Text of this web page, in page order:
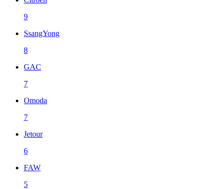
9
SsangYong
8
GAC
7
Omoda
7
Jetour
6
FAW
5